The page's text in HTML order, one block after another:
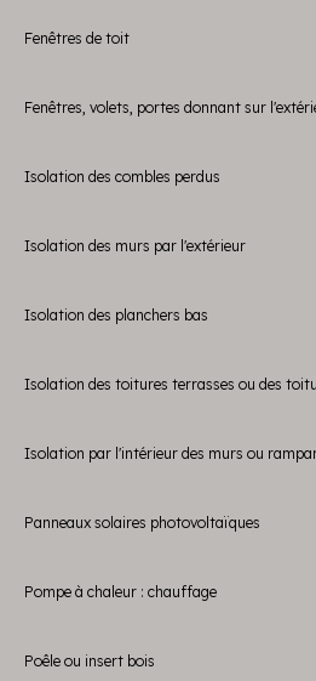
Fenêtres de toit
Fenêtres, volets, portes donnant sur
Isolation des combles perdus
Isolation des murs par l'extérieur
Isolation des planchers bas
Isolation des toitures terrasses ou des
Isolation par l'intérieur des murs ou
Panneaux solaires photovoltaïques
Pompe à chaleur : chauffage
Poêle ou insert bois